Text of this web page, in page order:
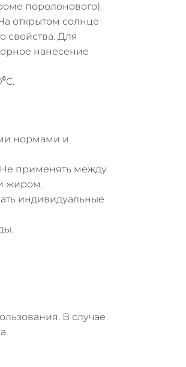
поролонового).
открытом солнце
свойства. Для
нанесение
нормами и
Не применять между
жиром.
индивидуальные
В случае